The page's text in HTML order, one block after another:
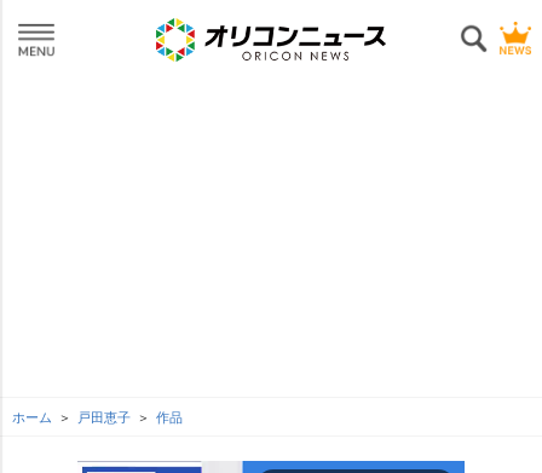
ホーム 戸田恵子 作品